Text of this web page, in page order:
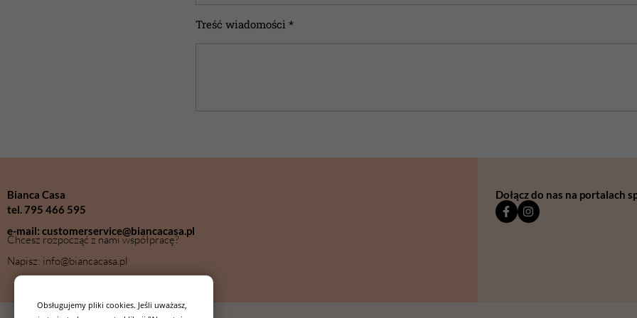
Treść wiadomości *
Bianca Casa
tel. 795 466 595
e-mail: customerservice@biancacasa.pl
Chcesz rozpocząć z nami współpracę?
Napisz: info@biancacasa.pl
Dołącz do nas na portalach
Obsługujemy pliki cookies. Jeśli uważasz,